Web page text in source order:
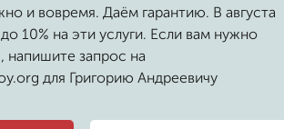
и вовремя. Даём гарантию. В августа
10% на эти услуги. Если вам нужно
напишите запрос на
для Григорию Андреевичу